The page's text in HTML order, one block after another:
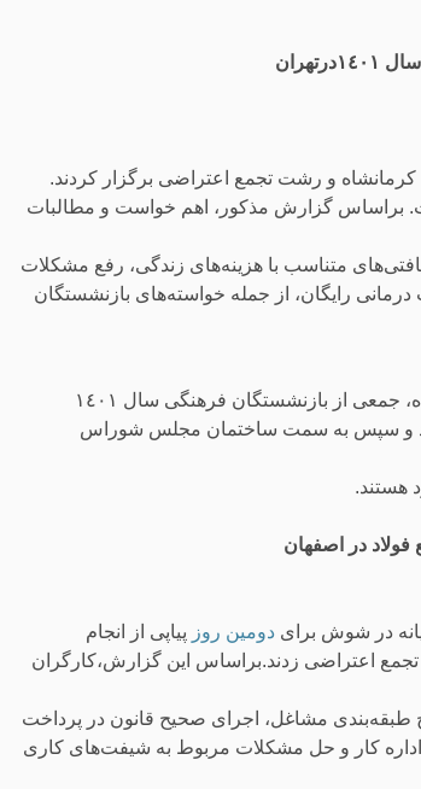
و رشت تجمع اعتراضی برگزار کردند.
براساس گزارش مذکور، اهم خواست و مطالبات
متناسب با هزینه‌های زندگی، رفع مشکلات
جهت دریافت خدمات درمانی رایگان، از جمله خواسته‌های بازنشستگان
به گزارش شورای هماهنگی تشکل های صنفی فرهنگیان ایران، روز یکشنبه ۹ آذرماه، جمعی از بازنشستگان فرهنگی سال ۱٤۰۱
و سپس به سمت ساختمان مجلس شوراس
در اصفهان
در شوش برای دومین روز پیاپی از انجام
اعتراضی زدند.براساس این گزارش،کارگران
طبقه‌بندی مشاغل، اجرای صحیح قانون در پرداخت
اداره کار و حل مشکلات مربوط به شیفت‌های کاری